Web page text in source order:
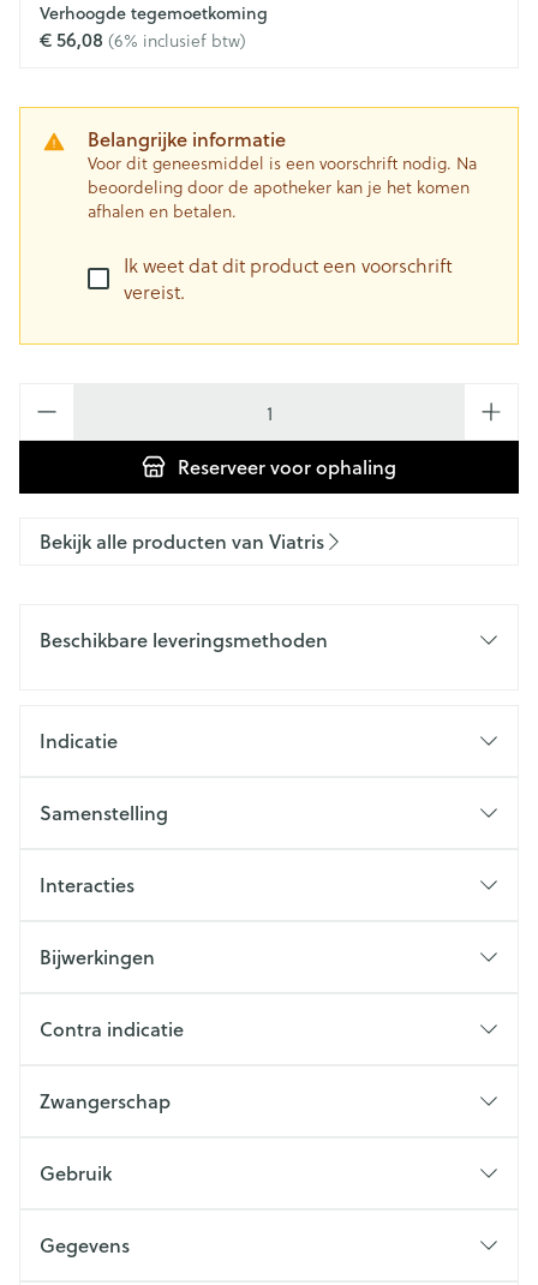
Verhoogde tegemoetkoming
€ 56,08 (6% inclusief btw)
Belangrijke informatie
Voor dit geneesmiddel is een voorschrift nodig. Na
beoordeling door de apotheker kan je het komen
afhalen en betalen.
Ik weet dat dit product een voorschrift
vereist.
Reserveervoor ophaling
Bekijk alle producten van Viatris
Beschikbare leveringsmethoden
Indicatie
Samenstelling
Interacties
Bijwerkingen
Contra indicatie
Zwangerschap
Gebruik
Gegevens